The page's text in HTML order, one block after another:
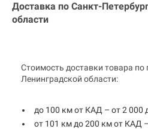
Доставка по Санкт-
области
Стоимость доставки товара по
Ленинградской области:
до 100 км от КАД – от 2 000
от 101 км до 200 км от КАД